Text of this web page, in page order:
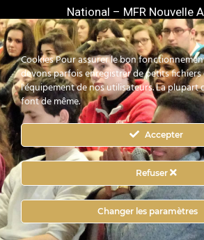
National – MFR Nouvelle
facebook linkedin youtube
mixcloud
© 2026 Les Maisons Familiales
Charente.
Cookies Pour assurer le bon
devons parfois enregistrer de petits
l'équipement de nos utilisateurs. La plupart
font de même.
Accepter
Refuser
Changer les paramètres